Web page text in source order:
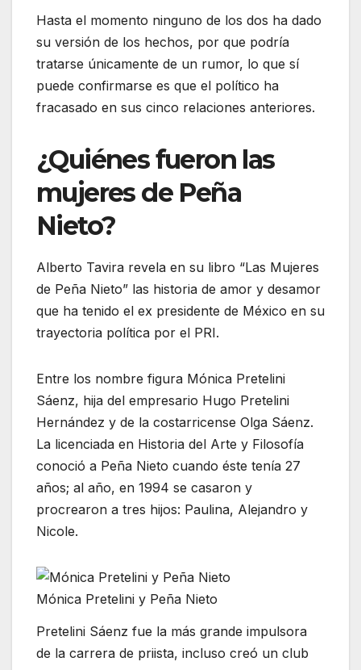
Hasta el momento ninguno de los dos ha dado
su versión de los hechos, por que podría
tratarse únicamente de un rumor, lo que sí
puede confirmarse es que el político ha
fracasado en sus cinco relaciones anteriores.
¿Quiénes fueron las
mujeres de Peña
Nieto?
Alberto Tavira revela en su libro “Las Mujeres
de Peña Nieto” las historia de amor y desamor
que ha tenido el ex presidente de México en su
trayectoria política por el PRI.
Entre los nombre figura Mónica Pretelini
Sáenz, hija del empresario Hugo Pretelini
Hernández y de la costarricense Olga Sáenz.
La licenciada en Historia del Arte y Filosofía
conoció a Peña Nieto cuando éste tenía 27
años; al año, en 1994 se casaron y
procrearon a tres hijos: Paulina, Alejandro y
Nicole.
Mónica Pretelini y Peña Nieto
Pretelini Sáenz fue la más grande impulsora
de la carrera de priista, incluso creó un club